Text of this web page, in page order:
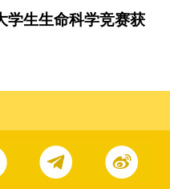
学生生命科学竞赛获